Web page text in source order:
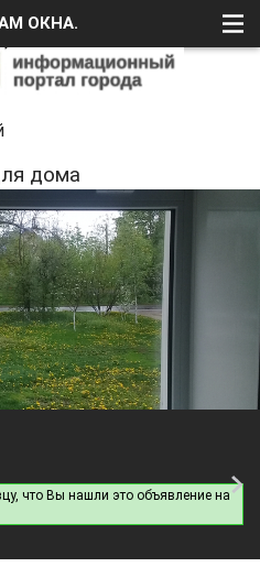
ОКНА.
дома
что Вы нашли это объявление на